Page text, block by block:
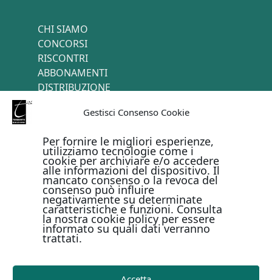
Gestisci Consenso Cookie
Per fornire le migliori esperienze,
utilizziamo tecnologie come i
cookie per archiviare e/o accedere
alle informazioni del dispositivo. Il
mancato consenso o la revoca del
consenso può influire
negativamente su determinate
caratteristiche e funzioni. Consulta
la nostra cookie policy per essere
informato su quali dati verranno
trattati.
CHI SIAMO
CONCORSI
RISCONTRI
ABBONAMENTI
DISTRIBUZIONE
PAGAMENTI ONLINE CON
Metodi di pagamento